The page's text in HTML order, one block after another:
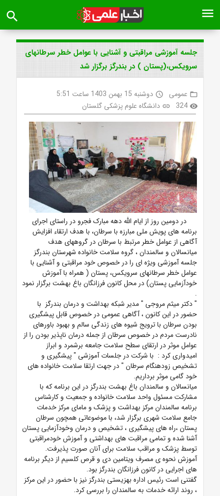
menu
search
جلسه آموزشی مراقبتی و آشنایی با عوامل خطر سرطانهای
سرویکس،(پستان ) در بندرگز برگزار شد
folder_open عمومی access_time دوشنبه 15 بهمن 1403 ساعت 5:51
visibility
324
link دانشگاه علوم پزشکی گلستان
در دومین روز از ایام الله دهه مبارک فجرو در راستای اجرای
برنامه های پویش ملی مبارزه با سرطان، با هدف ارتقاء افزایش
آگاهی از عوامل خطر مرتبط با سرطان در گروههای هدف
میانسالان و سالمندان ، گروه سلامت خانواده شهرستان بندرگز
جلسه آموزشی ویژه ای را در خصوص خود مراقبتی و آشنایی با
عوامل خطر سرطانهای سرویکس، پستان ( همراه با آموزش
خودآزمایی پستان) در محل کانون فرزانگان باغ بهشت برگزار نمود
.
" دکتر میثم مروجی " مدیر شبکه بهداشت و درمان بندرگز با
حضور در این کانون ، آگاهی عمومی در خصوص قابل پیشگیری
بودن سرطان با ترویج شیوه های زندگی سالم و بهبود باورهای
نادرست مردم در خصوص سرطان از جمله درمان ناپذیر بودن را از
عوامل موثر در ارتقای سطح سلامت جامعه برشمرد و ابراز
امیدواری کرد : با شرکت در جلسات آموزشی " پیشگیری و
تشخیص زودهنگام سرطان " در جهت ارتقا سلامت خانواده های
خود گامی موثر برداریم.
میانسالان و سالمندان باغ بهشت بندرگز در این برنامه که با
مشارکت مسئول واحد سلامت خانواده و جمعیت و کارشناس
برنامه سالمندان مرکز بهداشت و پزشک و مامای مرکز خدمات
جامع سلامت شهری برگزار شد، با موضوعاتی همچون سرطان
پستان ،راه های پیشگیری ، تشخیص و درمان وخودآزمایی پستان
آشنا شده و تمامی مراقبت های بهداشتی و آموزش خودمراقبتی
توسط پزشک و مراقب سلامت برای آنان صورت پذیرفت.
آموزش نحوه ی مصرف ویتامین دی و قرص کلسیم از دیگر برنامه
های اجرایی در کانون فرزانگان بندرگز بود.
گفتنی است رئیس اداره بهزیستی بندرگز نیز با حضور در این مرکز
، روند ارائه خدمات به سالمندان را بررسی کرد.